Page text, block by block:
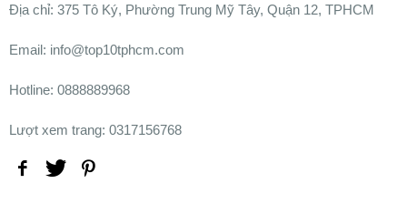
Ðịa chỉ: 375 Tô Ký, Phường Trung Mỹ Tây, Quận 12, TPHCM
Email: info@top10tphcm.com
Hotline: 0888889968
Lượt xem trang: 0317156768